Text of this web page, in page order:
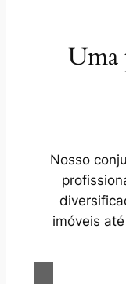
Uma
Nosso
imóveis